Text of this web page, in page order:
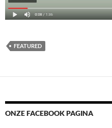
FEATURED
ONZE FACEBOOK PAGINA